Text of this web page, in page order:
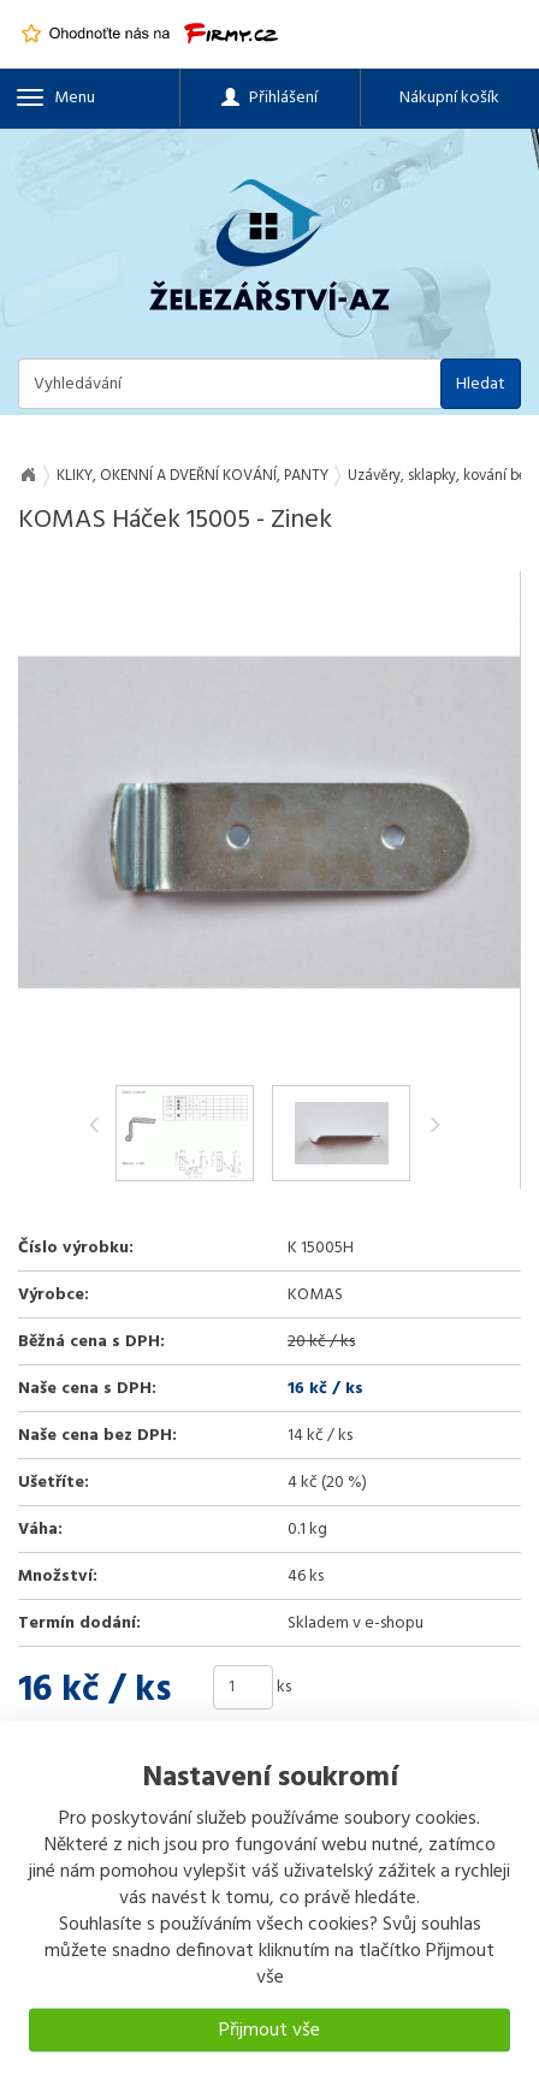
Nastavení soukromí
Pro poskytování služeb používáme soubory cookies.
Některé z nich jsou pro fungování webu nutné, zatímco
jiné nám pomohou vylepšit váš uživatelský zážitek a rychleji
vás navést k tomu, co právě hledáte.
Souhlasíte s používáním všech cookies? Svůj souhlas
můžete snadno definovat kliknutím na tlačítko Přijmout
vše
Přijmout vše
Menu Přihlášení Nákupní košík
Hledat
KLIKY, OKENNÍ A DVEŘNÍ KOVÁNÍ, PANTY Uzávěry, sklapky, kování
KOMAS Háček 15005 - Zinek
Číslo výrobku:
K 15005H
Výrobce:
KOMAS
Běžná cena s DPH:
20 kč / ks
Naše cena s DPH:
16 kč/ ks
Naše cena bez DPH:
14 kč / ks
Ušetříte:
4 kč (20 %)
Váha:
0.1 kg
Množství:
46 ks
Termín dodání:
Skladem v e-shopu
16 kč/ ks ks
Sdílet
Popis Odeslat dotaz
háček 15005